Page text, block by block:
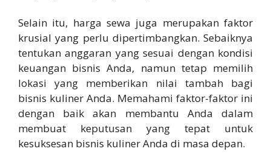
Selain itu, harga sewa juga merupakan faktor
krusial yang perlu dipertimbangkan. Sebaiknya
tentukan anggaran yang sesuai dengan kondisi
keuangan bisnis Anda, namun tetap memilih
lokasi yang memberikan nilai tambah bagi
bisnis kuliner Anda. Memahami faktor-faktor ini
dengan baik akan membantu Anda dalam
membuat keputusan yang tepat untuk
kesuksesan bisnis kuliner Anda di masa depan.